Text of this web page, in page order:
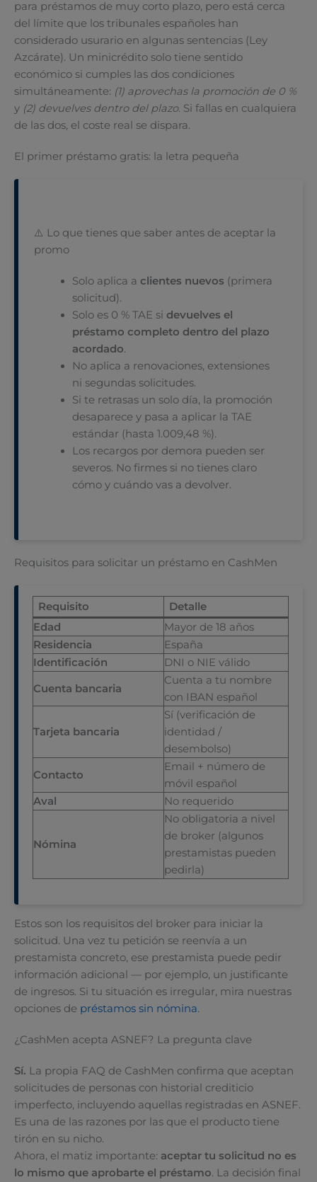
para préstamos de muy corto plazo, pero está cerca
del límite que los tribunales españoles han
considerado usurario en algunas sentencias (Ley
Azcárate). Un minicrédito solo tiene sentido
económico si cumples las dos condiciones
simultáneamente: (1) aprovechas la promoción de 0 %
y (2) devuelves dentro del plazo. Si fallas en cualquiera
de las dos, el coste real se dispara.
El primer préstamo gratis: la letra pequeña
⚠️ Lo que tienes que saber antes de aceptar la
promo
Solo aplica a clientes nuevos (primera
solicitud).
Solo es 0 % TAE si devuelves el
préstamo completo dentro del plazo
acordado.
No aplica a renovaciones, extensiones
ni segundas solicitudes.
Si te retrasas un solo día, la promoción
desaparece y pasa a aplicar la TAE
estándar (hasta 1.009,48 %).
Los recargos por demora pueden ser
severos. No firmes si no tienes claro
cómo y cuándo vas a devolver.
Requisitos para solicitar un préstamo en CashMen
Requisito
Detalle
Edad
Mayor de 18 años
Residencia
España
Identificación
DNI o NIE válido
Cuenta bancaria
Cuenta a tu nombre
con IBAN español
Tarjeta bancaria
Sí (verificación de
identidad /
desembolso)
Contacto
Email + número de
móvil español
Aval
No requerido
Nómina
No obligatoria a nivel
de broker (algunos
prestamistas pueden
pedirla)
Estos son los requisitos del broker para iniciar la
solicitud. Una vez tu petición se reenvía a un
prestamista concreto, ese prestamista puede pedir
información adicional — por ejemplo, un justificante
de ingresos. Si tu situación es irregular, mira nuestras
opciones de préstamos sin nómina.
¿CashMen acepta ASNEF? La pregunta clave
Sí. La propia FAQ de CashMen confirma que aceptan
solicitudes de personas con historial crediticio
imperfecto, incluyendo aquellas registradas en ASNEF.
Es una de las razones por las que el producto tiene
tirón en su nicho.
Ahora, el matiz importante: aceptar tu solicitud no es
lo mismo que aprobarte el préstamo. La decisión final